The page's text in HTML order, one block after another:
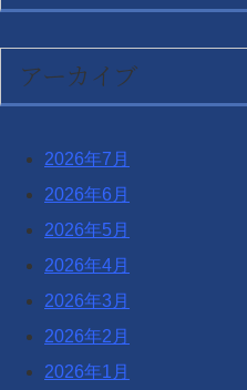
アーカイブ
2026年7月
2026年6月
2026年5月
2026年4月
2026年3月
2026年2月
2026年1月